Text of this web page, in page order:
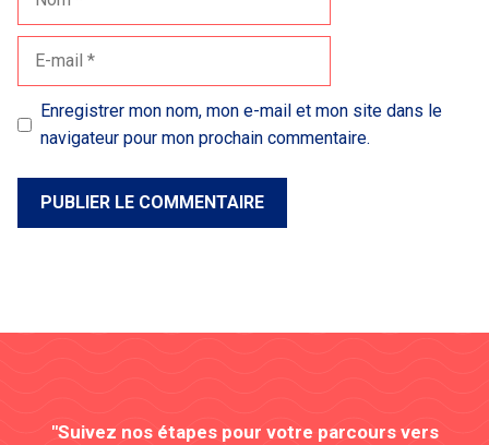
Enregistrer mon nom, mon e-mail et mon site dans le
navigateur pour mon prochain commentaire.
"Suivez nos étapes pour votre parcours vers